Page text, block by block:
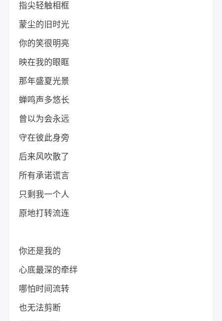
指尖轻触相框
蒙尘的旧时光
你的笑很明亮
映在我的眼眶
那年盛夏光景
蝉鸣声多悠长
曾以为会永远
守在彼此身旁
后来风吹散了
所有承诺谎言
只剩我一个人
原地打转流连
你还是我的
心底最深的牵绊
哪怕时间流转
也无法剪断